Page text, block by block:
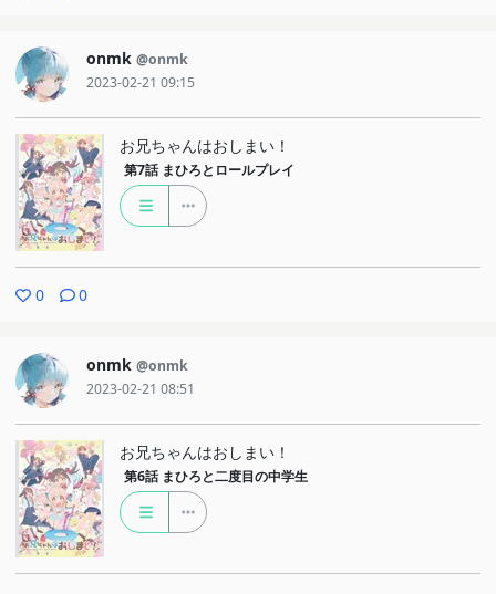
onmk @onmk
2023-02-21 09:15
お兄ちゃんはおしまい！
第7話 まひろとロールプレイ
0 0
onmk @onmk
2023-02-21 08:51
お兄ちゃんはおしまい！
第6話 まひろと二度目の中学生